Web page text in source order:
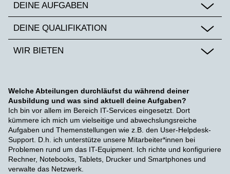
DEINE AUFGABEN
DEINE QUALIFIKATION
WIR BIETEN
Welche Abteilungen durchläufst du während deiner
Ausbildung und was sind aktuell deine Aufgaben?
Ich bin vor allem im Bereich IT-Services eingesetzt. Dort
kümmere ich mich um vielseitige und abwechslungsreiche
Aufgaben und Themenstellungen wie z.B. den User-Helpdesk-
Support. D.h. ich unterstütze unsere Mitarbeiter*innen bei
Problemen rund um das IT-Equipment. Ich richte und konfiguriere
Rechner, Notebooks, Tablets, Drucker und Smartphones und
verwalte das Netzwerk.